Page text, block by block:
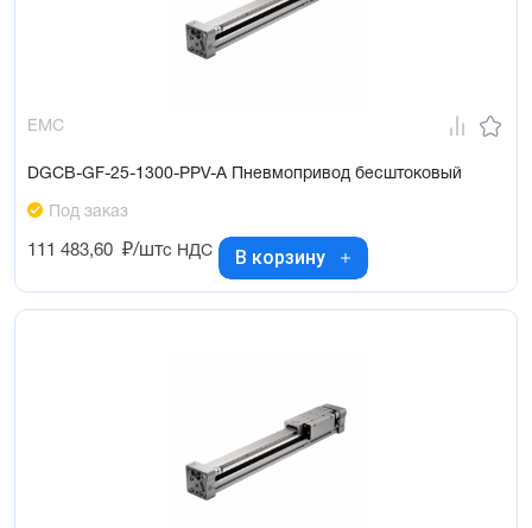
EMC
DGCB-GF-25-1300-PPV-A Пневмопривод бесштоковый
Под заказ
111 483,60 ₽/штс НДС В корзину